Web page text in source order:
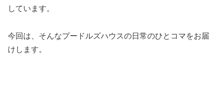
しています。
今回は、そんなプードルズハウスの日常のひとコマをお届
けします。